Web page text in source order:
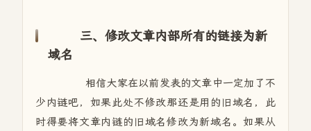
三、修改文章内部所有的链接为新
域名
相信大家在以前发表的文章中一定加了不
少内链吧，如果此处不修改那还是用的旧域名，此
时得要将文章内链的旧域名修改为新域名。如果从